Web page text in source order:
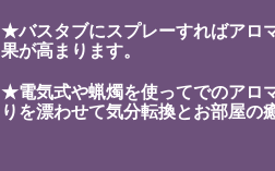
★バスタブにスプレーすればアロ
果が高まります。
★電気式や蝋燭を使ってでのアロ
りを漂わせて気分転換とお部屋の